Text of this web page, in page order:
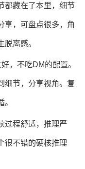
都藏在了本里，细节
享，可盘点很多，角
离感。
，不吃DM的配置。
细节，分享视角。复
过程舒适，推理严
很不错的硬核推理